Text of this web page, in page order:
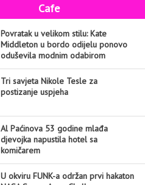
Cafe
Povratak u velikom stilu: Kate
Middleton u bordo odijelu ponovo
oduševila modnim odabirom
Tri savjeta Nikole Tesle za
postizanje uspjeha
Al Paćinova 53 godine mlađa
djevojka napustila hotel sa
komičarem
U okviru FUNK-a održan prvi hakaton